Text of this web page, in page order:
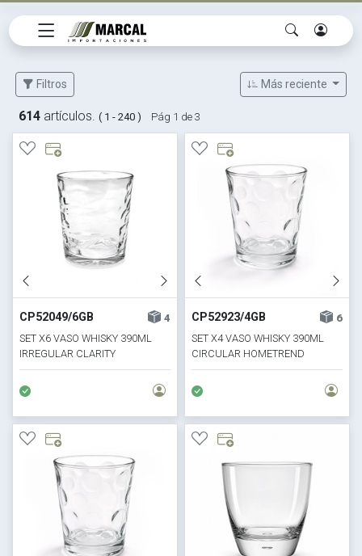
Filtros Más reciente
CP52049/6GB
4
SET X6 VASO WHISKY 390ML
IRREGULAR CLARITY
CP52923/4GB
6
SET X4 VASO WHISKY 390ML
CIRCULAR HOMETREND
614 artículos.( 1 - 240 ) Pág 1 de 3